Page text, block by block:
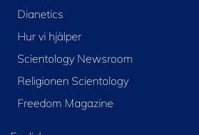
Dianetics
Hur vi hjälper
Scientology Newsroom
Religionen Scientology
Freedom Magazine